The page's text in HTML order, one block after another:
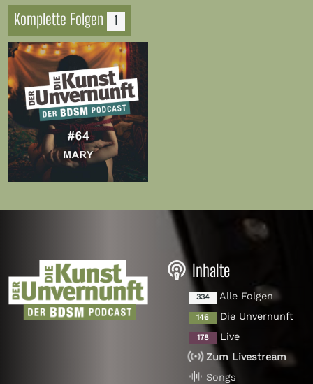
Komplette Folgen 1
Zur
Folge
Inhalte
334 Alle Folgen
146 Die Unvernunft
178
Live
Zum Livestream
Songs